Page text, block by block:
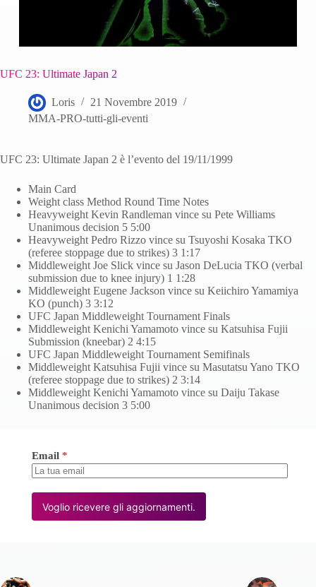
UFC 23: Ultimate Japan 2
Loris
21 Novembre 2019
MMA-PRO-tutti-gli-eventi
UFC 23: Ultimate Japan 2 è l’evento del 19/11/1999
Main Card
Weight class Method Round Time Notes
Heavyweight Kevin Randleman vince su Pete Williams
Unanimous decision 5 5:00
Heavyweight Pedro Rizzo vince su Tsuyoshi Kosaka TKO
(referee stoppage due to strikes) 3 1:17
Middleweight Joe Slick vince su Jason DeLucia TKO (verbal
submission due to knee injury) 1 1:28
Middleweight Eugene Jackson vince su Keiichiro Yamamiya
KO (punch) 3 3:12
UFC Japan Middleweight Tournament Finals
Middleweight Kenichi Yamamoto vince su Katsuhisa Fujii
Submission (kneebar) 2 4:15
UFC Japan Middleweight Tournament Semifinals
Middleweight Katsuhisa Fujii vince su Masutatsu Yano TKO
(referee stoppage due to strikes) 2 3:14
Middleweight Kenichi Yamamoto vince su Daiju Takase
Unanimous decision 3 5:00
Email *
Voglio ricevere gli aggiornamenti.